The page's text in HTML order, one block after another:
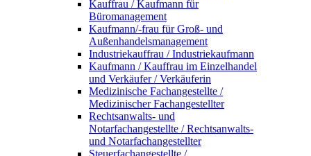
Kauffrau / Kaufmann für
Büromanagement
Kaufmann/-frau für Groß- und
Außenhandelsmanagement
Industriekauffrau / Industriekaufmann
Kaufmann / Kauffrau im Einzelhandel
und Verkäufer / Verkäuferin
Medizinische Fachangestellte /
Medizinischer Fachangestellter
Rechtsanwalts- und
Notarfachangestellte / Rechtsanwalts-
und Notarfachangestellter